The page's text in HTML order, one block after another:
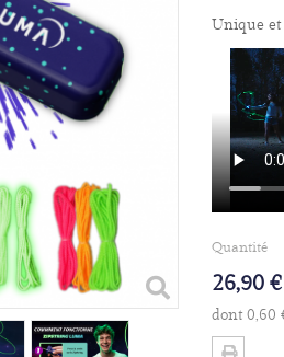
Unique et
Quantité
26,90 €
dont0,60